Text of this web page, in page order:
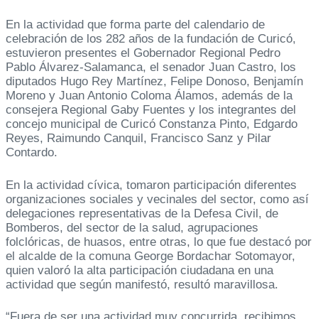
En la actividad que forma parte del calendario de
celebración de los 282 años de la fundación de Curicó,
estuvieron presentes el Gobernador Regional Pedro
Pablo Álvarez-Salamanca, el senador Juan Castro, los
diputados Hugo Rey Martínez, Felipe Donoso, Benjamín
Moreno y Juan Antonio Coloma Álamos, además de la
consejera Regional Gaby Fuentes y los integrantes del
concejo municipal de Curicó Constanza Pinto, Edgardo
Reyes, Raimundo Canquil, Francisco Sanz y Pilar
Contardo.
En la actividad cívica, tomaron participación diferentes
organizaciones sociales y vecinales del sector, como así
delegaciones representativas de la Defesa Civil, de
Bomberos, del sector de la salud, agrupaciones
folclóricas, de huasos, entre otras, lo que fue destacó por
el alcalde de la comuna George Bordachar Sotomayor,
quien valoró la alta participación ciudadana en una
actividad que según manifestó, resultó maravillosa.